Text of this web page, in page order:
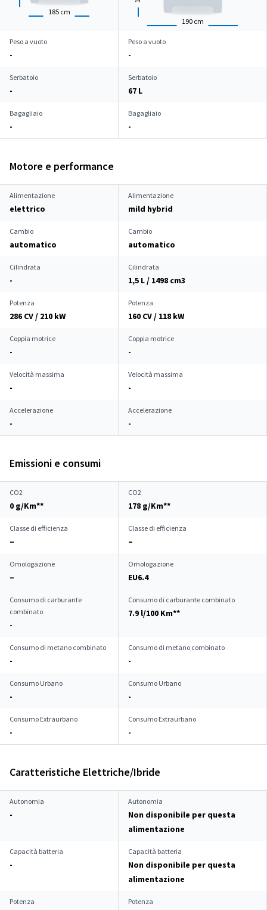
185 cm
190 cm
Peso a vuoto
-
Peso a vuoto
-
Serbatoio
-
Serbatoio
67 L
Bagagliaio
-
Bagagliaio
-
Motore e performance
Alimentazione
elettrico
Alimentazione
mild hybrid
Cambio
automatico
Cambio
automatico
Cilindrata
-
Cilindrata
1,5 L / 1498 cm3
Potenza
286 CV / 210 kW
Potenza
160 CV / 118 kW
Coppia motrice
-
Coppia motrice
-
Velocità massima
-
Velocità massima
-
Accelerazione
-
Accelerazione
-
Emissioni e consumi
CO2
0 g/Km**
CO2
178 g/Km**
Classe di efficienza
–
Classe di efficienza
–
Omologazione
–
Omologazione
EU6.4
Consumo di carburante
combinato
-
Consumo di carburante combinato
7.9 l/100 Km**
Consumo di metano combinato
-
Consumo di metano combinato
-
Consumo Urbano
-
Consumo Urbano
-
Consumo Extraurbano
-
Consumo Extraurbano
-
Caratteristiche Elettriche/Ibride
Autonomia
-
Autonomia
Non disponibile per questa
alimentazione
Capacità batteria
-
Capacità batteria
Non disponibile per questa
alimentazione
Potenza Potenza